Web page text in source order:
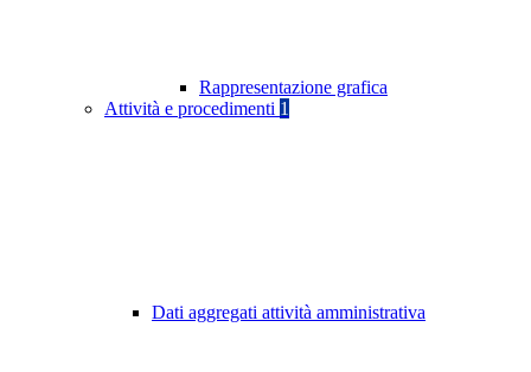
Rappresentazione grafica
Attività e procedimenti 1
Dati aggregati attività amministrativa